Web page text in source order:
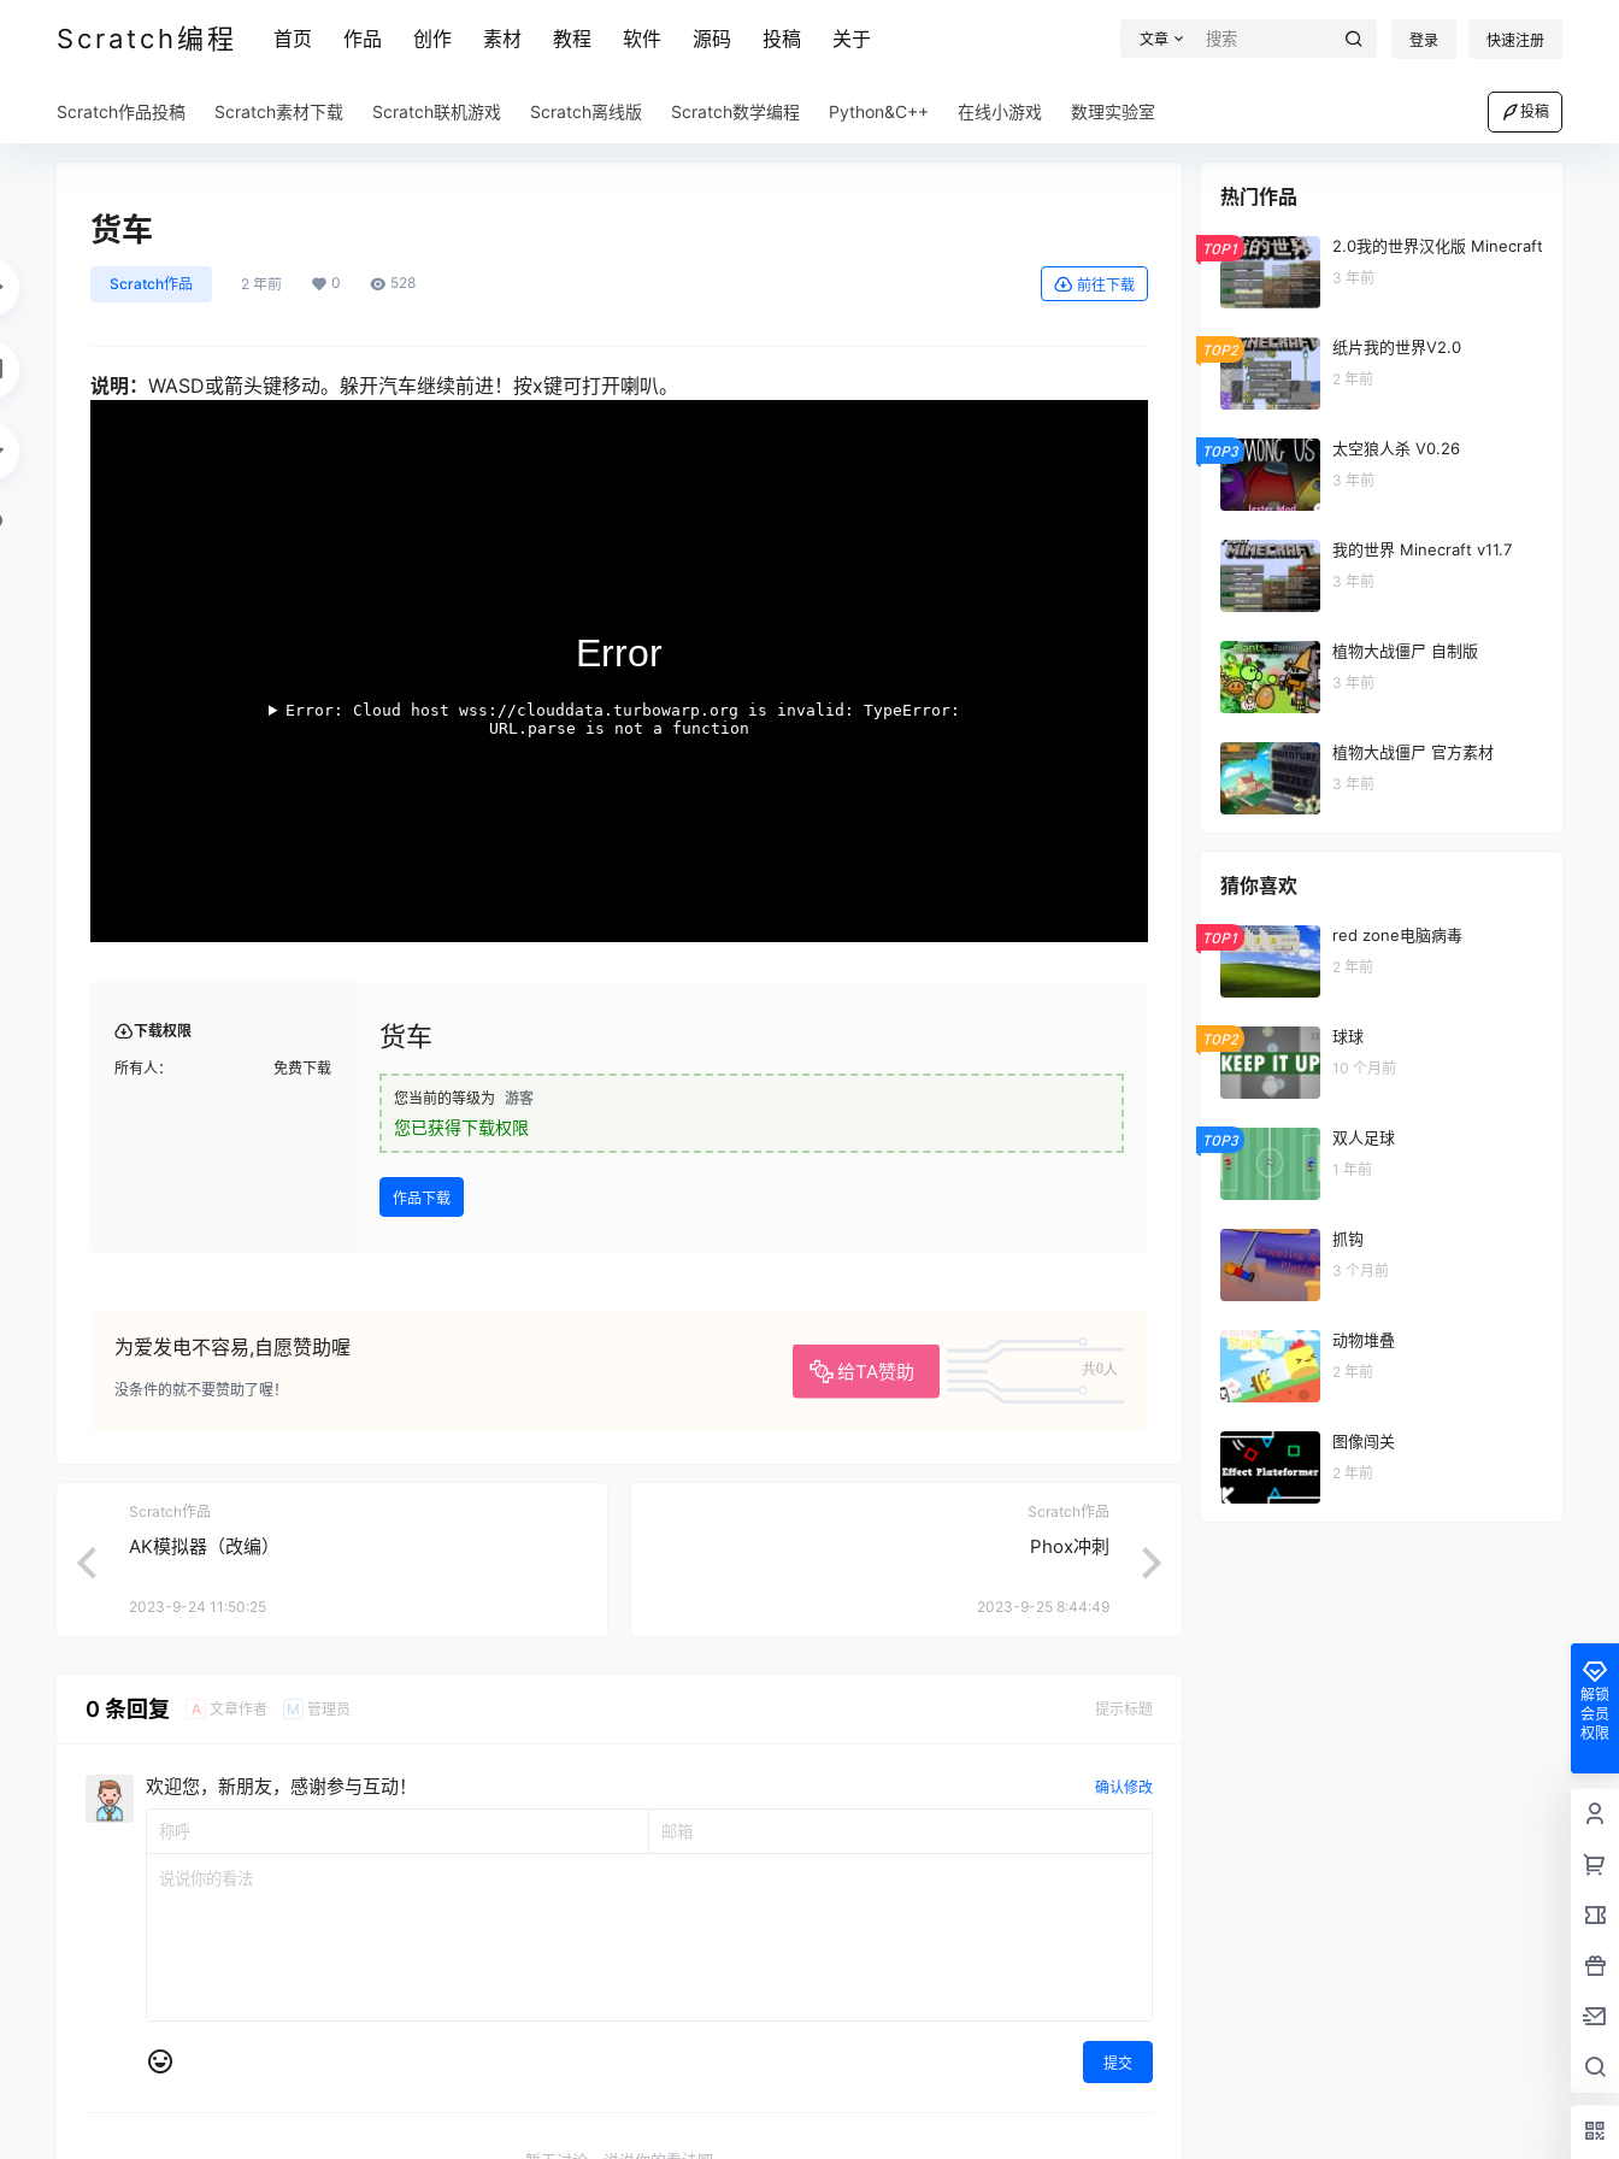
Scratch编程 首页 作品 创作 素材 教程 软件 源码 投稿 关于 文章 登录 快速注册
Scratch作品投稿 Scratch素材下载 Scratch联机游戏 Scratch离线版 Scratch数学编程 Python&C++ 在线小游戏 数理实验室 投稿
货车
Scratch作品 2 年前 0 528 前往下载
说明： WASD或箭头键移动。躲开汽车继续前进！按x键可打开喇叭。
下载权限
所有人： 免费下载
货车
您当前的等级为 游客
您已获得下载权限
作品下载
为爱发电不容易,自愿赞助喔
给TA赞助 共0人
没条件的就不要赞助了喔！
Scratch作品
AK模拟器（改编）
2023-9-24 11:50:25
Scratch作品
Phox冲刺
2023-9-25 8:44:49
0 条回复 A 文章作者 M 管理员 提示标题
欢迎您，新朋友，感谢参与互动！ 确认修改
提交
热门作品
TOP1 2.0我的世界汉化版 Minecraft
3 年前
TOP2 纸片我的世界V2.0
2 年前
TOP3 太空狼人杀 V0.26
3 年前
我的世界 Minecraft v11.7
3 年前
植物大战僵尸 自制版
3 年前
植物大战僵尸 官方素材
3 年前
猜你喜欢
TOP1 red zone电脑病毒
2 年前
TOP2 球球
10 个月前
TOP3 双人足球
1 年前
抓钩
3 个月前
动物堆叠
2 年前
图像闯关
2 年前
解锁
会员
权限